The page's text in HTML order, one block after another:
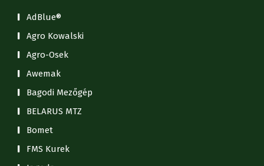
AdBlue®
Agro Kowalski
Agro-Osek
Awemak
Bagodi Mezőgép
BELARUS MTZ
Bomet
FMS Kurek